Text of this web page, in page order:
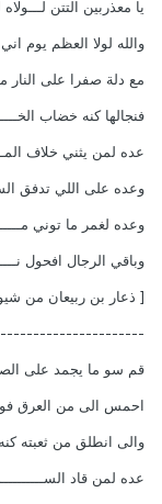
يا معذربين التتن
والله لولا العظم يوم اني
مع دلة صفرا على النار
فنجالها كنه خضاب
عده لمن يثني خلاف
وعده على اللي تدفق
وعده لغمر ما توني
وباقي الرجال افحول
[ ذعار بن ربيعان من
قم سو ما يجمد على
احمس الى من العرق
والى انطلق من ثعبته
عده لمن قاد